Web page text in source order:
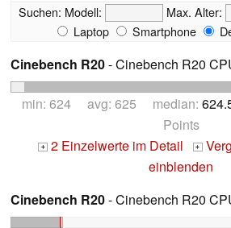
Suchen: Modell: Max. Alter:
Laptop
Smartphone
Cinebench R20- Cinebench R20
min: 624 avg: 625 median:
Points
+ 2 Einzelwerte im Detail +
einblenden
Cinebench R20- Cinebench R20